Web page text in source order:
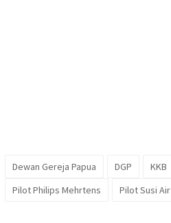
Dewan Gereja Papua DGP KKB
Pilot Philips Mehrtens
Pilot Susi Air